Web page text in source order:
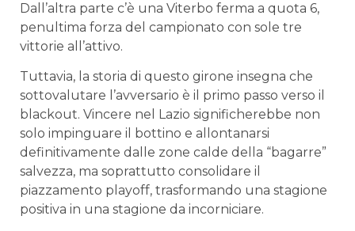
Dall’altra parte c’è una Viterbo ferma a quota 6,
penultima forza del campionato con sole tre
vittorie all’attivo.
Tuttavia, la storia di questo girone insegna che
sottovalutare l’avversario è il primo passo verso il
blackout. Vincere nel Lazio significherebbe non
solo impinguare il bottino e allontanarsi
definitivamente dalle zone calde della “bagarre”
salvezza, ma soprattutto consolidare il
piazzamento playoff, trasformando una stagione
positiva in una stagione da incorniciare.